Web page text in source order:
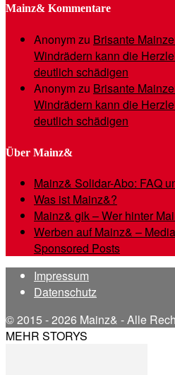
Mainz& Kommentare
Anonymzu Brisante
Windrädern kann die
deutlich schädigen
Anonymzu Brisante
Windrädern kann die
deutlich schädigen
Über Mainz&
Mainz& Solidar-Abo: FAQ
Was ist Mainz&?
Mainz& gik – Wer hinter
Werben auf Mainz& –
Sponsored Posts
Impressum
Datenschutz
© 2015 - 2026 Mainz& - Alle
MEHR STORYS